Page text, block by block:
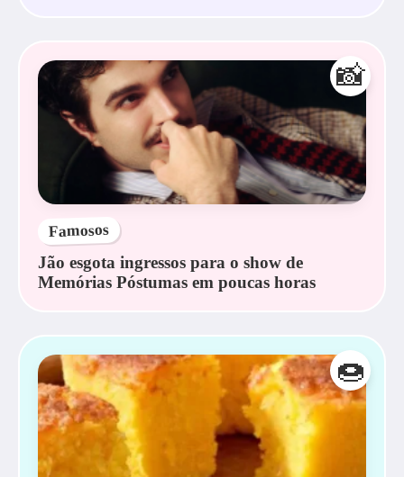
📸
Famosos
Jão esgota ingressos para o show de
Memórias Póstumas em poucas horas
🍩